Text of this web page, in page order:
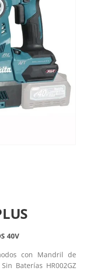
40V
con Mandril de
Baterías HR002GZ